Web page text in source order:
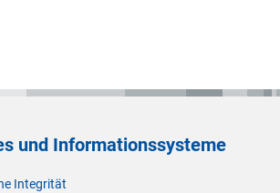
und Informationssysteme
Integrität